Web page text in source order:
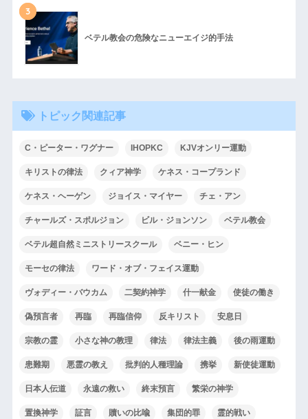
3
ベテル教会の危険なニューエイジ的手法
トピック関連記事
C・ピーター・ワグナー IHOPKC KJVオンリー運動
キリストの律法 クィア神学 ケネス・コープランド
ケネス・ヘーゲン ジョイス・マイヤー チェ・アン
チャールズ・スポルジョン ビル・ジョンソン ベテル教会
ベテル超自然ミニストリースクール ベニー・ヒン
モーセの律法 ワード・オブ・フェイス運動
ヴォディー・バウカム 二契約神学 什一献金 使徒の働き
偽預言者 再臨 再臨信仰 反キリスト 安息日
宗教の霊 小さな神の教理 律法 律法主義 後の雨運動
患難期 悪霊の教え 批判的人種理論 携挙 新使徒運動
日本人伝道 永遠の救い 終末預言 繁栄の神学
置換神学 証言 贖いの比喩 集団的罪 霊的戦い